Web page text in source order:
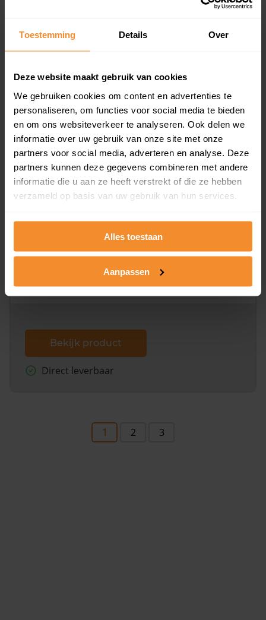
Toestemming Details Over
Deze website maakt gebruik van cookies
We gebruiken cookies om content en advertenties te
personaliseren, om functies voor social media te bieden
en om ons websiteverkeer te analyseren. Ook delen we
informatie over uw gebruik van onze site met onze
partners voor social media, adverteren en analyse. Deze
partners kunnen deze gegevens combineren met andere
informatie die u aan ze heeft verstrekt of die ze hebben
verzameld op basis van uw gebruik van hun services.
Alles toestaan
Aanpassen
koopsommen.
Bekijk product
Direct leverbaar
Kadastrale kaart pakket
Alleen globale ligging perceel
omliggende percelen met de kadastrale erfgrenzen,
dit inclusief de luchtfoto!
Bekijk product
Direct leverbaar
1 2 3